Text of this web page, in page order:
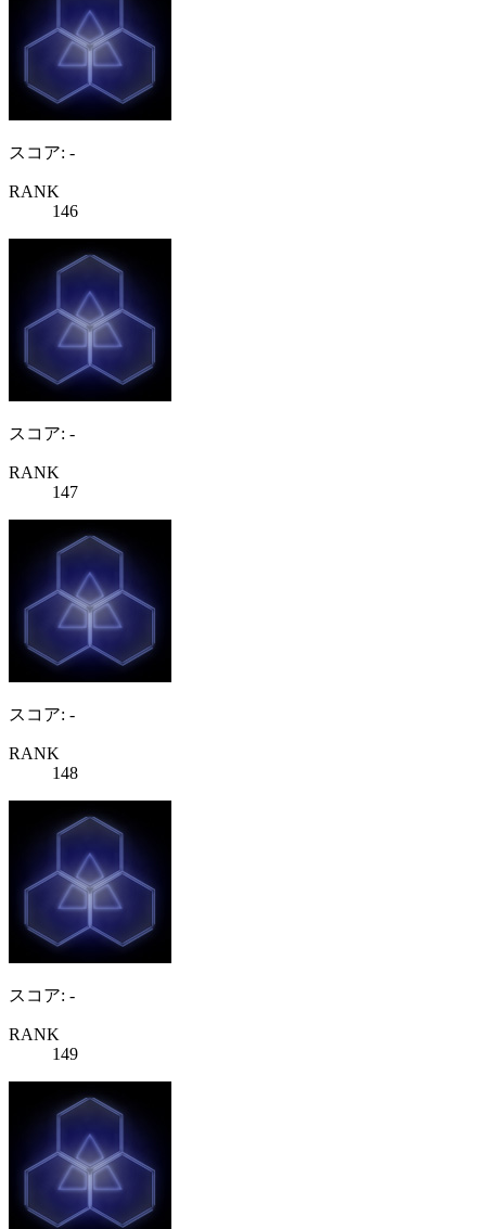
スコア: -
RANK
146
スコア: -
RANK
147
スコア: -
RANK
148
スコア: -
RANK
149